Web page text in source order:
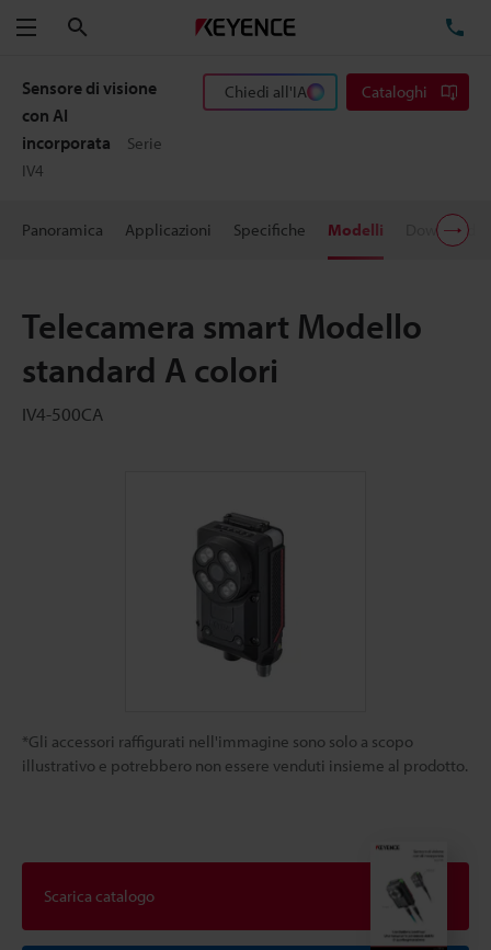
Menu
Sensore di visione
con AI
incorporata
Serie
IV4
Chiedi all'IA Cataloghi
Panoramica Applicazioni Specifiche Modelli Download
Telecamera smart Modello
standard A colori
IV4-500CA
*Gli accessori raffigurati nell'immagine sono solo a scopo
illustrativo e potrebbero non essere venduti insieme al prodotto.
Scarica catalogo